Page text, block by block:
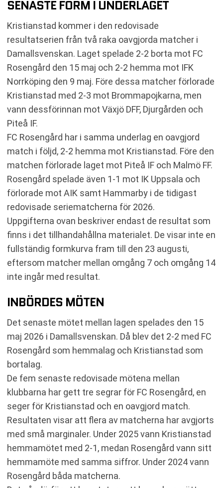
SENASTE FORM I UNDERLAGET
Kristianstad kommer i den redovisade
resultatserien från två raka oavgjorda matcher i
Damallsvenskan. Laget spelade 2-2 borta mot FC
Rosengård den 15 maj och 2-2 hemma mot IFK
Norrköping den 9 maj. Före dessa matcher förlorade
Kristianstad med 2-3 mot Brommapojkarna, men
vann dessförinnan mot Växjö DFF, Djurgården och
Piteå IF.
FC Rosengård har i samma underlag en oavgjord
match i följd, 2-2 hemma mot Kristianstad. Före den
matchen förlorade laget mot Piteå IF och Malmö FF.
Rosengård spelade även 1-1 mot IK Uppsala och
förlorade mot AIK samt Hammarby i de tidigast
redovisade seriematcherna för 2026.
Uppgifterna ovan beskriver endast de resultat som
finns i det tillhandahållna materialet. De visar inte en
fullständig formkurva fram till den 23 augusti,
eftersom matcher mellan omgång 7 och omgång 14
inte ingår med resultat.
INBÖRDES MÖTEN
Det senaste mötet mellan lagen spelades den 15
maj 2026 i Damallsvenskan. Då blev det 2-2 med FC
Rosengård som hemmalag och Kristianstad som
bortalag.
De fem senaste redovisade mötena mellan
klubbarna har gett tre segrar för FC Rosengård, en
seger för Kristianstad och en oavgjord match.
Resultaten visar att flera av matcherna har avgjorts
med små marginaler. Under 2025 vann Kristianstad
hemmamötet med 2-1, medan Rosengård vann sitt
hemmamöte med samma siffror. Under 2024 vann
Rosengård båda matcherna.